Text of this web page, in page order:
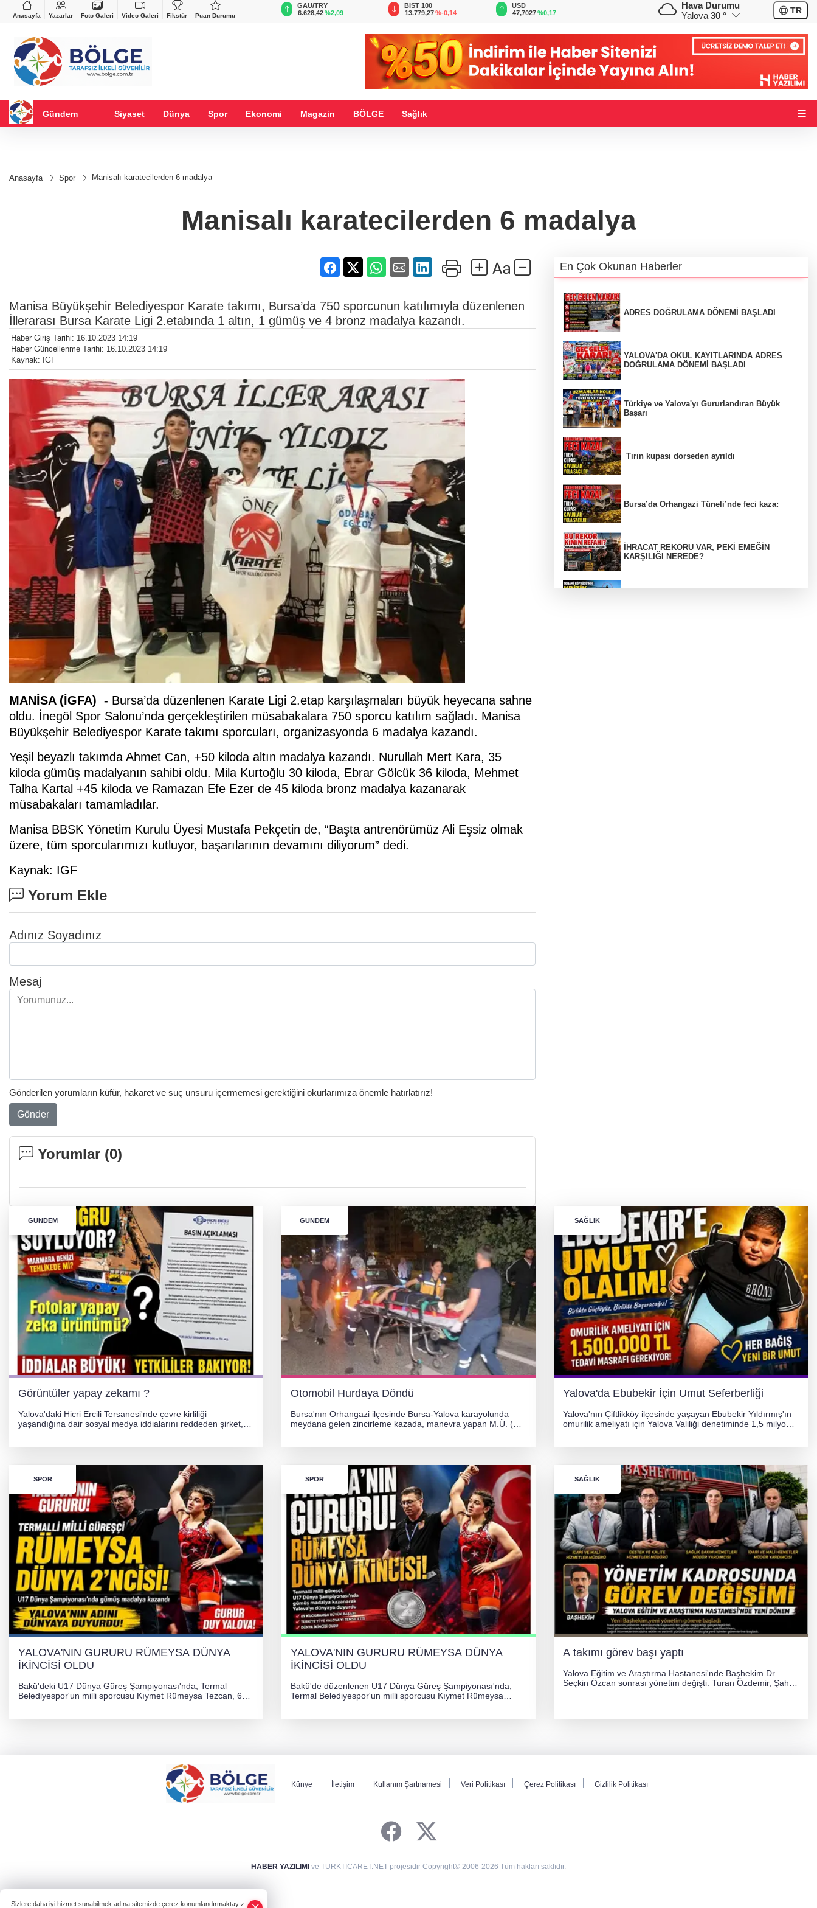
Anasayfa Yazarlar Foto Galeri Video Galeri Fikstür Puan Durumu
%-0,22
VND
0,0018
%0,30
GAU/TRY
6.628,42%2,09
BIST 100
13.779,27%-0,14
USD
47,7027%0,17
EUR
55,0560 %0,09 %0,06
CHF
58,8601
Hava Durumu
Yalova 30 ° TR
Gündem Siyaset Dünya Spor Ekonomi Magazin BÖLGE Sağlık
Anasayfa Spor Manisalı karatecilerden 6 madalya
Manisalı karatecilerden 6 madalya
Manisa Büyükşehir Belediyespor Karate takımı, Bursa’da 750 sporcunun katılımıyla düzenlenen
İllerarası Bursa Karate Ligi 2.etabında 1 altın, 1 gümüş ve 4 bronz madalya kazandı.
Haber Giriş Tarihi: 16.10.2023 14:19
Haber Güncellenme Tarihi: 16.10.2023 14:19
Kaynak: IGF
MANİSA (İGFA) - Bursa’da düzenlenen Karate Ligi 2.etap karşılaşmaları büyük heyecana sahne
oldu. İnegöl Spor Salonu’nda gerçekleştirilen müsabakalara 750 sporcu katılım sağladı. Manisa
Büyükşehir Belediyespor Karate takımı sporcuları, organizasyonda 6 madalya kazandı.
Yeşil beyazlı takımda Ahmet Can, +50 kiloda altın madalya kazandı. Nurullah Mert Kara, 35
kiloda gümüş madalyanın sahibi oldu. Mila Kurtoğlu 30 kiloda, Ebrar Gölcük 36 kiloda, Mehmet
Talha Kartal +45 kiloda ve Ramazan Efe Ezer de 45 kiloda bronz madalya kazanarak
müsabakaları tamamladılar.
Manisa BBSK Yönetim Kurulu Üyesi Mustafa Pekçetin de, “Başta antrenörümüz Ali Eşsiz olmak
üzere, tüm sporcularımızı kutluyor, başarılarının devamını diliyorum” dedi.
Kaynak: IGF
Yorum Ekle
Adınız Soyadınız
Mesaj
Gönderilen yorumların küfür, hakaret ve suç unsuru içermemesi gerektiğini okurlarımıza önemle hatırlatırız!
Gönder
Yorumlar (0)
En Çok Okunan Haberler
ADRES DOĞRULAMA DÖNEMİ BAŞLADI
YALOVA'DA OKUL KAYITLARINDA ADRES
DOĞRULAMA DÖNEMİ BAŞLADI
Türkiye ve Yalova'yı Gururlandıran Büyük
Başarı
Tırın kupası dorseden ayrıldı
Bursa’da Orhangazi Tüneli’nde feci kaza:
İHRACAT REKORU VAR, PEKİ EMEĞİN
KARŞILIĞI NEREDE?
GÜNDEM
Görüntüler yapay zekamı ?
Yalova'daki Hicri Ercili Tersanesi'nde çevre kirliliği
yaşandığına dair sosyal medya iddialarını reddeden şirket,
GÜNDEM
Otomobil Hurdaya Döndü
Bursa'nın Orhangazi ilçesinde Bursa-Yalova karayolunda
meydana gelen zincirleme kazada, manevra yapan M.Ü. (35)
SAĞLIK
Yalova'da Ebubekir İçin Umut Seferberliği
Yalova'nın Çiftlikköy ilçesinde yaşayan Ebubekir Yıldırmış'ın
omurilik ameliyatı için Yalova Valiliği denetiminde 1,5 milyon
SPOR
YALOVA'NIN GURURU RÜMEYSA DÜNYA
İKİNCİSİ OLDU
Bakü'deki U17 Dünya Güreş Şampiyonası'nda, Termal
Belediyespor'un milli sporcusu Kıymet Rümeysa Tezcan, 69
SPOR
YALOVA'NIN GURURU RÜMEYSA DÜNYA
İKİNCİSİ OLDU
Bakü'de düzenlenen U17 Dünya Güreş Şampiyonası'nda,
Termal Belediyespor'un milli sporcusu Kıymet Rümeysa
SAĞLIK
A takımı görev başı yaptı
Yalova Eğitim ve Araştırma Hastanesi'nde Başhekim Dr.
Seçkin Özcan sonrası yönetim değişti. Turan Özdemir, Şahin
Künye İletişim Kullanım Şartnamesi Veri Politikası Çerez Politikası Gizlilik Politikası
HABER YAZILIMI ve TURKTICARET.NET projesidir Copyright© 2006-2026 Tüm hakları saklıdır.
Sizlere daha iyi hizmet sunabilmek adına sitemizde çerez konumlandırmaktayız.